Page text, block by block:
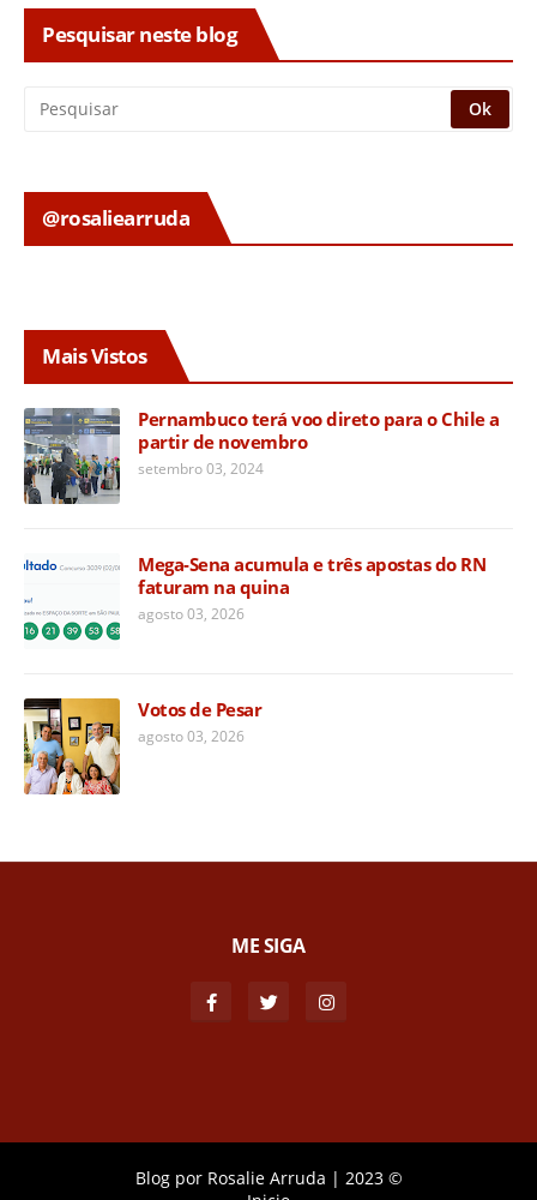
Pesquisar neste blog
@rosaliearruda
Mais Vistos
Pernambuco terá voo direto para o Chile a
partir de novembro
setembro 03, 2024
Mega-Sena acumula e três apostas do RN
faturam na quina
agosto 03, 2026
Votos de Pesar
agosto 03, 2026
ME SIGA
Blog por Rosalie Arruda | 2023 ©